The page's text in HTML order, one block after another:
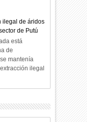
ilegal de áridos
de Putú
está
de
mantenía
ilegal